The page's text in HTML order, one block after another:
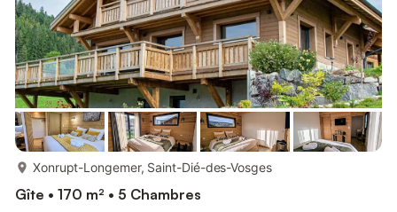
Xonrupt-Longemer, Saint-Dié-des-Vosges
Gîte • 170 m² • 5 Chambres